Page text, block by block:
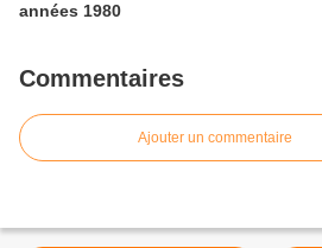
années 1980
Commentaires
Ajouter un commentaire